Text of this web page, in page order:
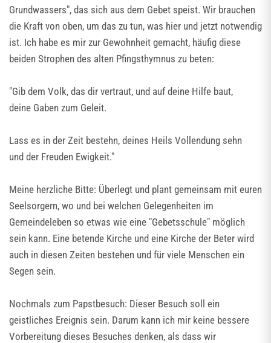
Grundwassers", das sich aus dem Gebet speist. Wir brauchen
die Kraft von oben, um das zu tun, was hier und jetzt notwendig
ist. Ich habe es mir zur Gewohnheit gemacht, häufig diese
beiden Strophen des alten Pfingsthymnus zu beten:
"Gib dem Volk, das dir vertraut, und auf deine Hilfe baut,
deine Gaben zum Geleit.
Lass es in der Zeit bestehn, deines Heils Vollendung sehn
und der Freuden Ewigkeit."
Meine herzliche Bitte: Überlegt und plant gemeinsam mit euren
Seelsorgern, wo und bei welchen Gelegenheiten im
Gemeindeleben so etwas wie eine "Gebetsschule" möglich
sein kann. Eine betende Kirche und eine Kirche der Beter wird
auch in diesen Zeiten bestehen und für viele Menschen ein
Segen sein.
Nochmals zum Papstbesuch: Dieser Besuch soll ein
geistliches Ereignis sein. Darum kann ich mir keine bessere
Vorbereitung dieses Besuches denken, als dass wir